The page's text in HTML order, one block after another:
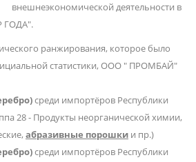
внешнеэкономической деятельности в
ГОДА".
ранжирования, которое было
статистики, ООО " ПРОМБАЙ"
среди импортёров Республики
28 - Продукты неорганической химии,
абразивные порошки и пр.)
среди импортёров Республики